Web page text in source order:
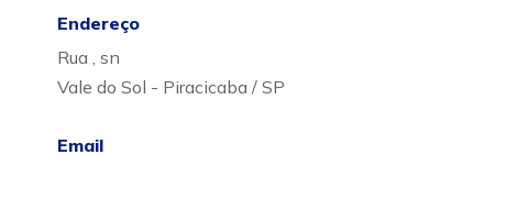
Endereço
Rua , sn
Vale do Sol - Piracicaba / SP
Email